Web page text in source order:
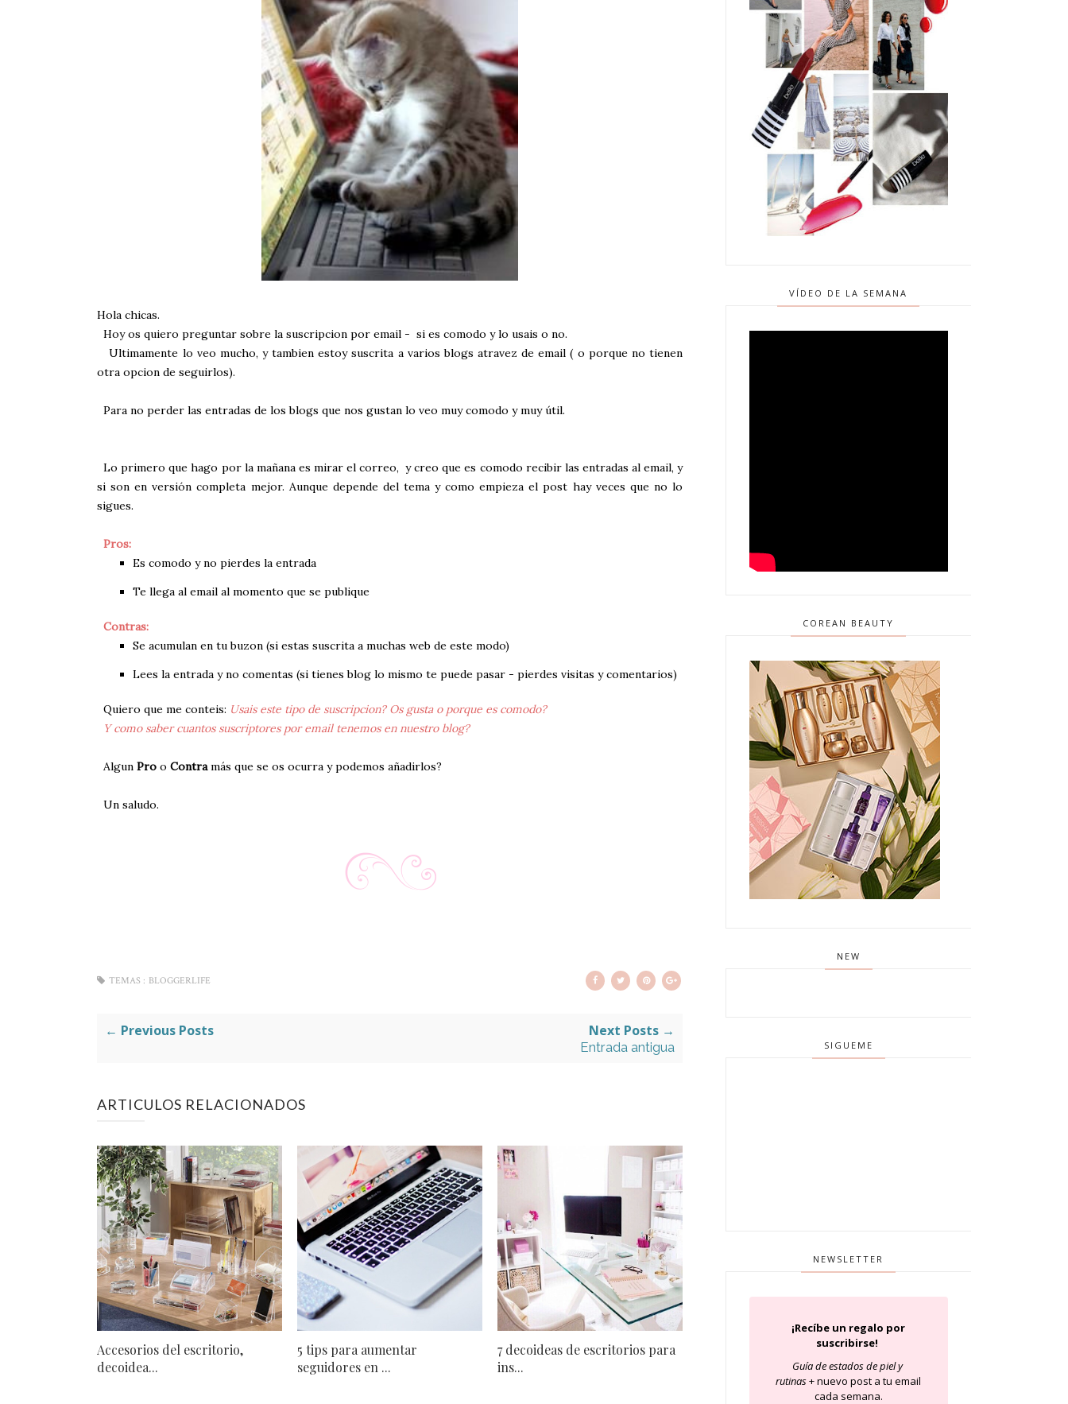
Hola chicas.
Hoy os quiero preguntar sobre la suscripcion por email - si es comodo y lo usais o no.
Ultimamente lo veo mucho, y tambien estoy suscrita a varios blogs atravez de email ( o porque no tienen
otra opcion de seguirlos).
Para no perder las entradas de los blogs que nos gustan lo veo muy comodo y muy útil.
Lo primero que hago por la mañana es mirar el correo, y creo que es comodo recibir las entradas al email, y
si son en versión completa mejor. Aunque depende del tema y como empieza el post hay veces que no lo
sigues.
Pros:
Es comodo y no pierdes la entrada
Te llega al email al momento que se publique
Contras:
Se acumulan en tu buzon (si estas suscrita a muchas web de este modo)
Lees la entrada y no comentas (si tienes blog lo mismo te puede pasar - pierdes visitas y comentarios)
Quiero que me conteis: Usais este tipo de suscripcion? Os gusta o porque es comodo?
Y como saber cuantos suscriptores por email tenemos en nuestro blog?
Algun Pro o Contramás que se os ocurra y podemos añadirlos?
Un saludo.
TEMAS : BLOGGERLIFE
← Previous Posts Next Posts →
Entrada antigua
ARTICULOS RELACIONADOS
Accesorios del escritorio,
decoidea...
5 tips para aumentar
seguidores en ...
7 decoideas de escritorios para
ins...
VÍDEO DE LA SEMANA
COREAN BEAUTY
NEW
SIGUEME
NEWSLETTER
¡Recíbe un regalo por
suscribirse!
Guía de estados de piely
rutinas+ nuevo post a tu email
cada semana.